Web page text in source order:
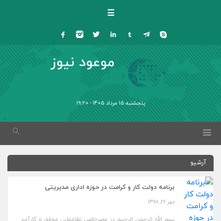
☰
موعود نیوز
پنجشنبه 15 مرداد 1405 - 19:20
آرشیو
برنامه دولت کار و کرامت در حوزه اداری مدیریتی
مهر 26, 1398